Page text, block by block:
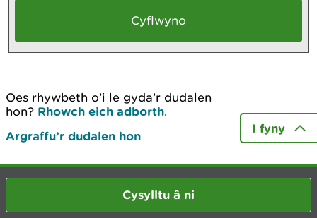
Oes rhywbeth o’i le gyda’r dudalen
hon? Rhowch eich adborth.
Argraffu’r dudalen hon
I fyny
Cysylltu â ni